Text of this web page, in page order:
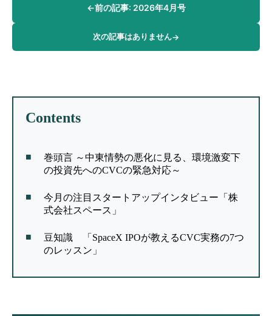
←前の記事: 2026年4月号
次の記事はありません→
Contents
巻頭言 ～中東情勢の悪化に見る、環境激変下
の投資先へのCVCの緊急対応～
今月の注目スタートアップインタビュー「株
式会社スペース」
豆知識 「SpaceX IPOが教えるCVC実務の7つ
のレッスン」